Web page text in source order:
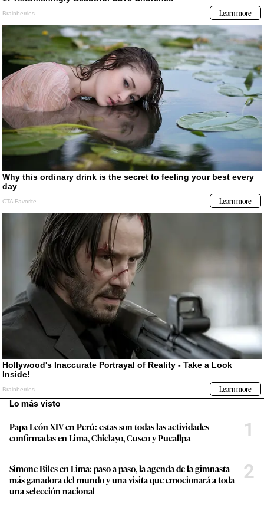
Lo más visto
Papa León XIV en Perú: estas son todas las actividades
confirmadas en Lima, Chiclayo, Cusco y Pucallpa
1
Simone Biles en Lima: paso a paso, la agenda de la gimnasta
más ganadora del mundo y una visita que emocionará a toda
una selección nacional
2